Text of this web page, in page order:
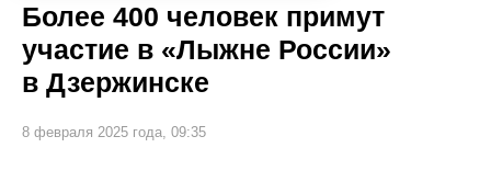
Более 400 человек примут
участие в «Лыжне России»
в Дзержинске
8 февраля 2025 года, 09:35